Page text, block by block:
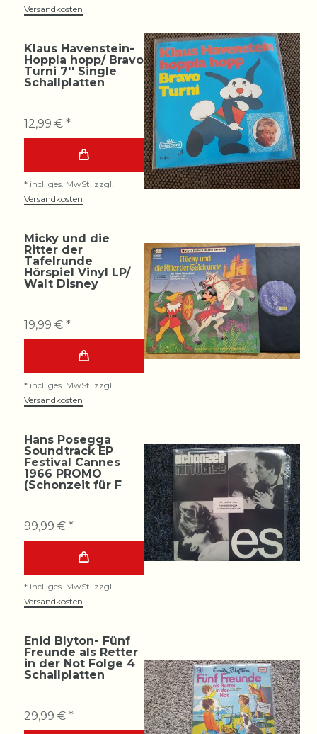
Versandkosten
Klaus Havenstein-
Hoppla hopp/ Bravo
Turni 7'' Single
Schallplatten
12,99 € *
* incl. ges. MwSt. zzgl.
Versandkosten
Micky und die
Ritter der
Tafelrunde
Hörspiel Vinyl LP/
Walt Disney
19,99 € *
* incl. ges. MwSt. zzgl.
Versandkosten
Hans Posegga
Soundtrack EP
Festival Cannes
1966 PROMO
(Schonzeit für F
99,99 € *
* incl. ges. MwSt. zzgl.
Versandkosten
Enid Blyton- Fünf
Freunde als Retter
in der Not Folge 4
Schallplatten
29,99 € *